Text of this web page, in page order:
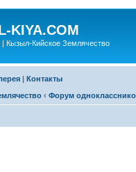
KIYA.COM
Кызыл-Кийское Землячество
| Контакты
‹ Форум